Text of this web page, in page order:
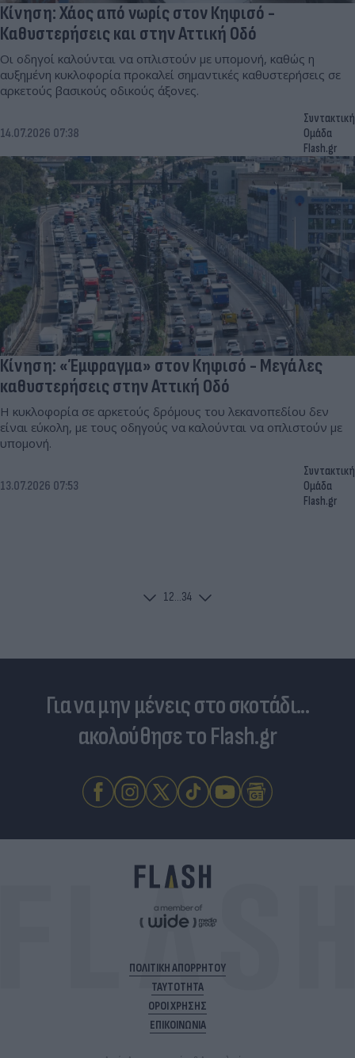
Κίνηση: Χάος από νωρίς στον Κηφισό -
Καθυστερήσεις και στην Αττική Οδό
Οι οδηγοί καλούνται να οπλιστούν με υπομονή, καθώς η
αυξημένη κυκλοφορία προκαλεί σημαντικές καθυστερήσεις σε
αρκετούς βασικούς οδικούς άξονες.
14.07.2026 07:38
Συντακτική
Ομάδα
Flash.gr
Κίνηση: «Έμφραγμα» στον Κηφισό - Μεγάλες
καθυστερήσεις στην Αττική Οδό
Η κυκλοφορία σε αρκετούς δρόμους του λεκανοπεδίου δεν
είναι εύκολη, με τους οδηγούς να καλούνται να οπλιστούν με
υπομονή.
13.07.2026 07:53
Συντακτική
Ομάδα
Flash.gr
12...34
Για να μην μένεις στο σκοτάδι...
ακολούθησε το Flash.gr
ΠΟΛΙΤΙΚΗ ΑΠΟΡΡΗΤΟΥ
ΤΑΥΤΟΤΗΤΑ
ΟΡΟΙ ΧΡΗΣΗΣ
ΕΠΙΚΟΙΝΩΝΙΑ